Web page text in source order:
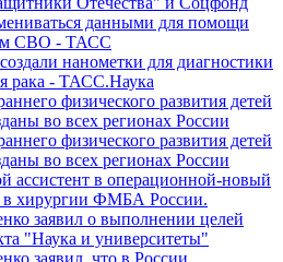
данными для помощи
СВО - ТАСС
нанометки для диагностики
рака - ТАСС.Наука
физического развития детей
во всех регионах России
физического развития детей
во всех регионах России
ассистент в операционной-новый
в хирургии ФМБА России.
заявил о выполнении целей
"Наука и университеты"
заявил, что в России